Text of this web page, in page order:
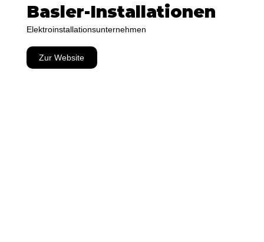
Basler-Installationen
Elektroinstallationsunternehmen
Zur Website